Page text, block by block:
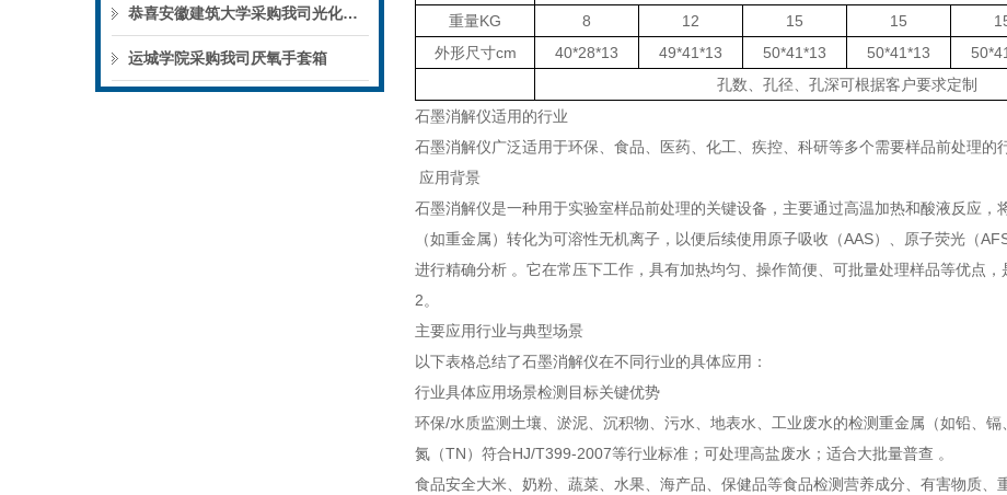
恭喜安徽建筑大学采购我司光化学反应仪
运城学院采购我司厌氧手套箱
重量KG 8 12 15 15
外形尺寸cm 40*28*13 49*41*13 50*41*13 50*41*13
孔数、孔径、孔深可根据客户要求定制
石墨消解仪适用的行业
石墨消解仪广泛适用于环保、食品、医药、化工、疾控、科研等多个需要样品前处理的
应用背景
石墨消解仪是一种用于实验室样品前处理的关键设备，主要通过高温加热和酸液反应
（如重金属）转化为可溶性无机离子，以便后续使用原子吸收（AAS）、原子荧光（
进行精确分析 。它在常压下工作，具有加热均匀、操作简便、可批量处理样品等优点
2。
主要应用行业与典型场景
以下表格总结了石墨消解仪在不同行业的具体应用：
行业具体应用场景检测目标关键优势
环保/水质监测 土壤、淤泥、沉积物、污水、地表水、工业废水的检测重金属（如铅、镉
氮（TN） 符合HJ/T399-2007等行业标准；可处理高盐废水；适合大批量普查 。
食品安全大米、奶粉、蔬菜、水果、海产品、保健品等食品检测营养成分、有害物质、